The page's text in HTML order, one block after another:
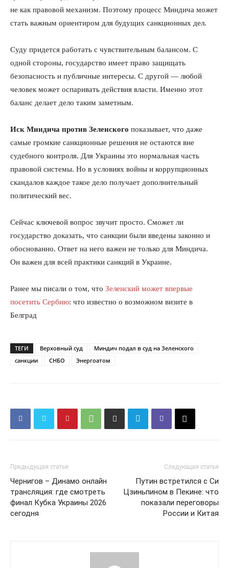
не как правовой механизм. Поэтому процесс Миндича может
стать важным ориентиром для будущих санкционных дел.
Суду придется работать с чувствительным балансом. С
одной стороны, государство имеет право защищать
безопасность и публичные интересы. С другой — любой
человек может оспаривать действия власти. Именно этот
баланс делает дело таким заметным.
Иск Миндича против Зеленского показывает, что даже
самые громкие санкционные решения не остаются вне
судебного контроля. Для Украины это нормальная часть
правовой системы. Но в условиях войны и коррупционных
скандалов каждое такое дело получает дополнительный
политический вес.
Сейчас ключевой вопрос звучит просто. Сможет ли
государство доказать, что санкции были введены законно и
обоснованно. Ответ на него важен не только для Миндича.
Он важен для всей практики санкций в Украине.
Ранее мы писали о том, что Зеленский может впервые
посетить Сербию: что известно о возможном визите в
Белград
ТЕГИ Верховный суд
Миндич подал в суд на Зеленского
санкции
СНБО Энергоатом
Предыдущая статья
Чернигов – Динамо онлайн
трансляция: где смотреть
финал Кубка Украины 2026
сегодня
Следующая статья
Путин встретился с Си
Цзиньпином в Пекине: что
показали переговоры
России и Китая